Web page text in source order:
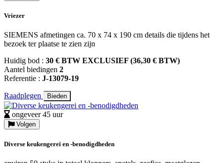
Vriezer
SIEMENS afmetingen ca. 70 x 74 x 190 cm details die tijdens het
bezoek ter plaatse te zien zijn
Huidig bod : 30 € BTW EXCLUSIEF (36,30 € BTW)
Aantel biedingen 2
Referentie : J-13079-19
Raadplegen Bieden
ongeveer 45 uur
Volgen
Diverse keukengerei en -benodigdheden